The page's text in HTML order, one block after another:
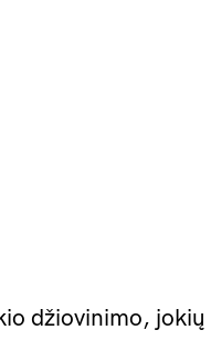
džiovinimo, jokių